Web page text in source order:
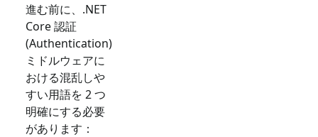
進む前に、.NET
Core 認証
(Authentication)
ミドルウェアに
おける混乱しや
すい用語を 2 つ
明確にする必要
があります：